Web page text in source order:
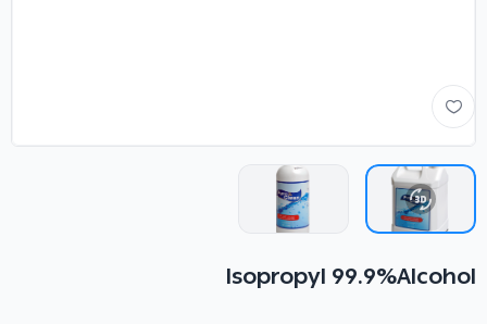
Isopropyl 99.9%Alcohol